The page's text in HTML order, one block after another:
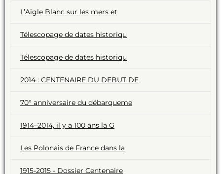
L’Aigle Blanc sur les mers et
Télescopage de dates historiqu
Télescopage de dates historiqu
2014 : CENTENAIRE DU DEBUT DE
70° anniversaire du débarqueme
1914–2014, il y a 100 ans la G
Les Polonais de France dans la
1915-2015 - Dossier Centenaire